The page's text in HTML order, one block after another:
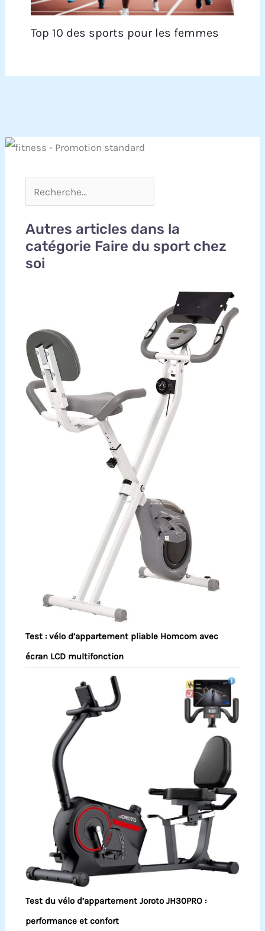
Top 10 des sports pour les femmes
Autres articles dans la
catégorie Faire du sport chez
soi
Test : vélo d’appartement pliable Homcom avec
écran LCD multifonction
Test du vélo d’appartement Joroto JH30PRO :
performance et confort